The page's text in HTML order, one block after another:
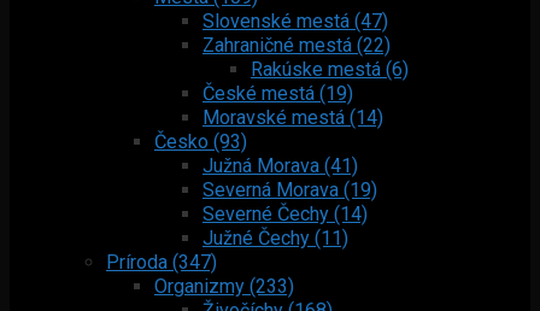
Slovenské mestá (47)
Zahraničné mestá (22)
Rakúske mestá (6)
České mestá (19)
Moravské mestá (14)
Česko (93)
Južná Morava (41)
Severná Morava (19)
Severné Čechy (14)
Južné Čechy (11)
Príroda (347)
Organizmy (233)